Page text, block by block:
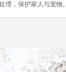
理，保护家人与宠物。